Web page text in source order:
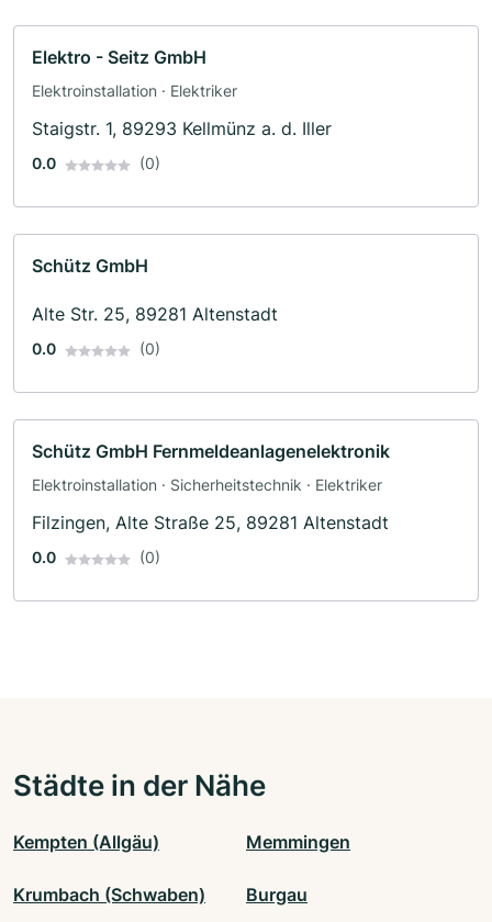
Elektro - Seitz GmbH
Elektroinstallation · Elektriker
Staigstr. 1, 89293 Kellmünz a. d. Iller
0.0 (0)
Schütz GmbH
Alte Str. 25, 89281 Altenstadt
0.0 (0)
Schütz GmbH Fernmeldeanlagenelektronik
Elektroinstallation · Sicherheitstechnik · Elektriker
Filzingen, Alte Straße 25, 89281 Altenstadt
0.0 (0)
Städte in der Nähe
Kempten (Allgäu) Memmingen
Krumbach (Schwaben) Burgau